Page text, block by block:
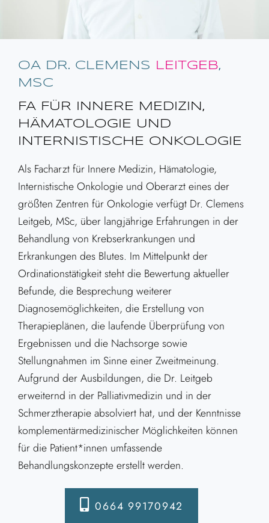
OA DR. CLEMENS LEITGEB,
MSC
FA FÜR INNERE MEDIZIN,
HÄMATOLOGIE UND
INTERNISTISCHE ONKOLOGIE
Als Facharzt für Innere Medizin, Hämatologie,
Internistische Onkologie und Oberarzt eines der
größten Zentren für Onkologie verfügt Dr. Clemens
Leitgeb, MSc, über langjährige Erfahrungen in der
Behandlung von Krebserkrankungen und
Erkrankungen des Blutes. Im Mittelpunkt der
Ordinationstätigkeit steht die Bewertung aktueller
Befunde, die Besprechung weiterer
Diagnosemöglichkeiten, die Erstellung von
Therapieplänen, die laufende Überprüfung von
Ergebnissen und die Nachsorge sowie
Stellungnahmen im Sinne einer Zweitmeinung.
Aufgrund der Ausbildungen, die Dr. Leitgeb
erweiternd in der Palliativmedizin und in der
Schmerztherapie absolviert hat, und der Kenntnisse
komplementärmedizinischer Möglichkeiten können
für die Patient*innen umfassende
Behandlungskonzepte erstellt werden.
0664 99170942